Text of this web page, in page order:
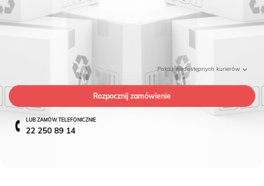
Pokażniedostępnych kurierów
Rozpocznij zamówienie
LUB ZAMÓW TELEFONICZNIE
22 250 89 14